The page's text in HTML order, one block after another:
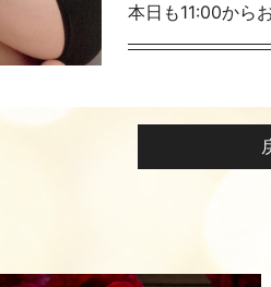
本日も11:00から